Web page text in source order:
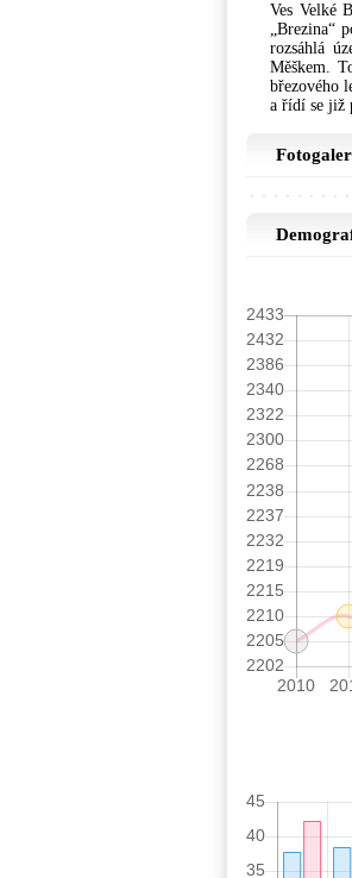
Ves Velké
„Brezina“
rozsáhlá
Měškem.
březového
a řídí se již